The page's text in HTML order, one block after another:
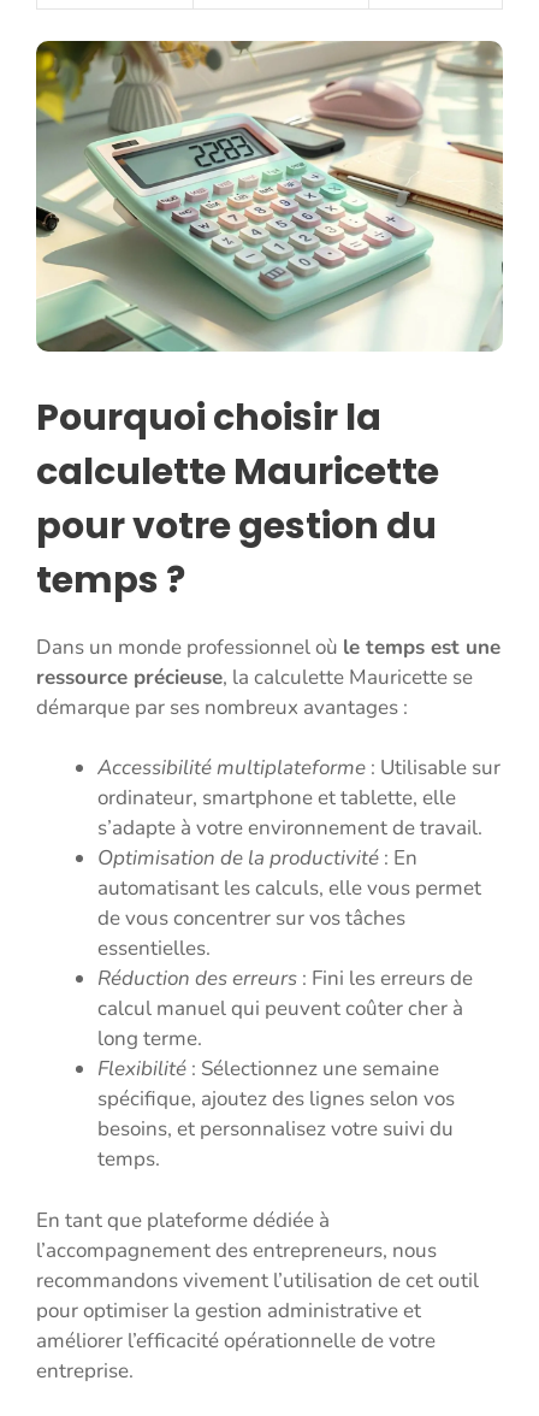
Pourquoi choisir la
calculette Mauricette
pour votre gestion du
temps ?
Dans un monde professionnel où le temps est une
ressource précieuse, la calculette Mauricette se
démarque par ses nombreux avantages :
Accessibilité multiplateforme : Utilisable sur
ordinateur, smartphone et tablette, elle
s’adapte à votre environnement de travail.
Optimisation de la productivité : En
automatisant les calculs, elle vous permet
de vous concentrer sur vos tâches
essentielles.
Réduction des erreurs : Fini les erreurs de
calcul manuel qui peuvent coûter cher à
long terme.
Flexibilité : Sélectionnez une semaine
spécifique, ajoutez des lignes selon vos
besoins, et personnalisez votre suivi du
temps.
En tant que plateforme dédiée à
l’accompagnement des entrepreneurs, nous
recommandons vivement l’utilisation de cet outil
pour optimiser la gestion administrative et
améliorer l’efficacité opérationnelle de votre
entreprise.